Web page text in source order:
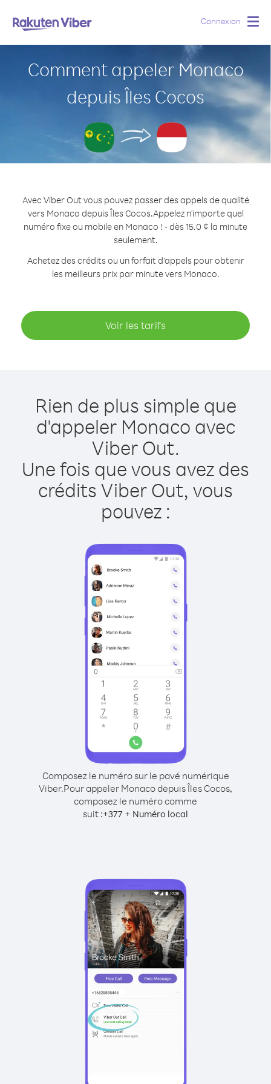
Connexion
Comment appeler Monaco
depuis Îles Cocos
Avec Viber Out vous pouvez passer des appels de qualité
vers Monaco depuis Îles Cocos.Appelez n'importe quel
numéro fixe ou mobile en Monaco ! - dès 15.0 ¢ la minute
seulement.
Achetez des crédits ou un forfait d’appels pour obtenir
les meilleurs prix par minute vers Monaco.
Voir les tarifs
Rien de plus simple que
d'appeler Monaco avec
Viber Out.
Une fois que vous avez des
crédits Viber Out, vous
pouvez :
Composez le numéro sur le pavé numérique
Viber.Pour appeler Monaco depuis Îles Cocos,
composez le numéro comme
suit :+377 + Numéro local